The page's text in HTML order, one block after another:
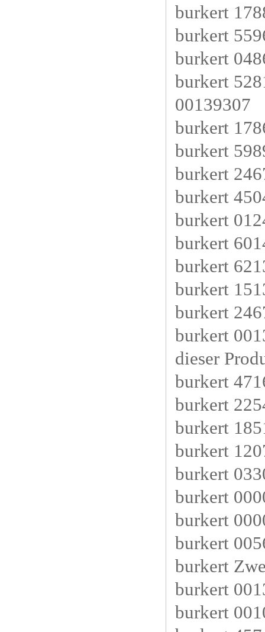
burkert
burkert
burkert
burkert
00139307
burkert
burkert
burkert
burkert
burkert
burkert
burkert
burkert
burkert
burkert
dieser
burkert
burkert
burkert
burkert
burkert
burkert
burkert
burkert
burkert
burkert
burkert